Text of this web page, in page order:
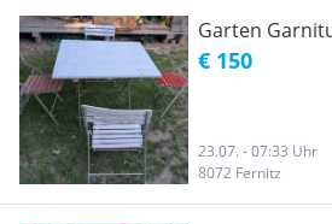
Garten
€ 150
23.07. - 07:33 Uhr
8072 Fernitz